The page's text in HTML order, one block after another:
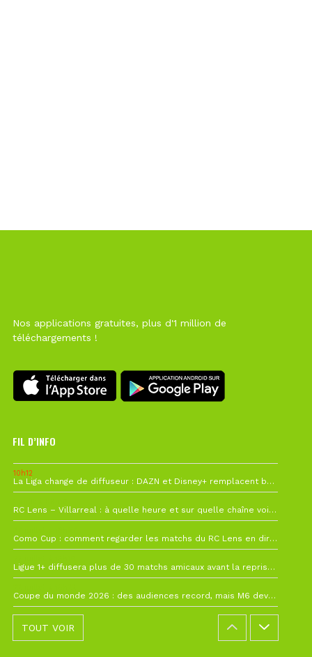
Nos applications gratuites, plus d'1 million de
téléchargements !
FIL D’INFO
10h12
La Liga change de diffuseur : DAZN et Disney+ remplacent beIN Sports !
RC Lens – Villarreal : à quelle heure et sur quelle chaîne voir la finale de la Como Cup ?
Como Cup : comment regarder les matchs du RC Lens en direct ?
Ligue 1+ diffusera plus de 30 matchs amicaux avant la reprise de la Ligue 1
Coupe du monde 2026 : des audiences record, mais M6 devrait perdre très gros !
TOUT VOIR